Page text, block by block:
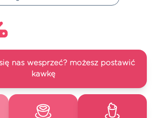
nas wesprzeć? możesz postawić
kawkę